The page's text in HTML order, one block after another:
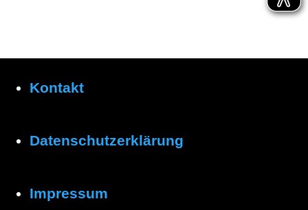
Kontakt
Datenschutzerklärung
Impressum